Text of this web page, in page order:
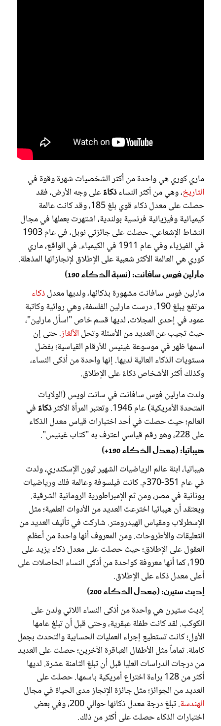
ماري كوري هي واحدة من أكثر الشخصيات شهرة وقوة في
التاريخ، وهي من أكثر النساءذكاءًعلى وجه الأرض، فقد
حصلت على معدل ذكاء قوي بلغ 185، وقد كانت عالمة
كيميائية وفيزيائية فرنسية بولندية، اشتهرت بعملها في مجال
النشاط الإشعاعي. حصلت على جائزتي نوبل، في عام 1903
في الفيزياء وفي عام 1911 في الكيمياء. في الواقع، ماري
كوري هي العالمة الأكثر شعبية على الإطلاق لإنجازاتها المذهلة.
مارلين فوس سافانت: (نسبة الذكاء 190)
مارلين فوس سافانت مشهورة بذكائها، ولديها معدلذكاء
مرتفع يبلغ 190. درست مارلين الفلسفة، وهي روائية وكاتبة
عمود في إحدى المجلات، لديها قسم خاص "اسأل مارلين"،
حيث تجيب عن العديد من الأسئلة وتحل الألغاز. حتى إن
اسمها ظهر في موسوعة غينيس للأرقام القياسية؛ بفضل
مستويات الذكاء العالية لديها. إنها واحدة من أذكى النساء،
وكذلك أكثر الأشخاص ذكاءً على الإطلاق.
ولدت مارلين فوس سافانت في سانت لويس (الولايات
المتحدة الأمريكية) عام 1946. وتعتبر المرأة الأكثر
ذكاءً في
العالم؛ حيث حصلت في أحد اختبارات قياس معدل الذكاء
على 228، وهو رقم قياسي اعترف به "كتاب غينيس".
هيباتيا: (معدل الذكاء 190+)
هيباتيا، ابنة عالم الرياضيات الشهير ثيون الإسكندري، ولدت
في عام 351-370م. كانت فيلسوفة وعالمة فلك ورياضيات
يونانية في مصر، ومن ثم الإمبراطورية الرومانية الشرقية.
ويعتقد أن هيباتيا اخترعت العديد من الأدوات العلمية؛ مثل
الإسطرلاب ومقياس الهيدرومتر. شاركت في تأليف العديد من
التعليقات والأطروحات. ومن المعروف أنها واحدة من أعظم
العقول على الإطلاق؛ حيث حصلت على معدل ذكاء يزيد على
190، كما أنها معروفة كواحدة من أذكى النساء الحاصلات على
أعلى معدل ذكاء على الإطلاق.
إديث ستيرن: (معدل الذكاء 200)
إديث ستيرن هي واحدة من أذكى النساء اللاتي ولدن على
الكوكب. لقد كانت طفلة عبقرية، وحتى قبل أن تبلغ عامها
الأول؛ كانت تستطيع إجراء العمليات الحسابية والتحدث بجمل
كاملة. تماماً مثل الأطفال العباقرة الآخرين؛ حصلت على العديد
من درجات الدراسات العليا قبل أن تبلغ الثامنة عشرة. لديها
أكثر من 128 براءة اختراع أمريكية باسمها. حصلت على
العديد من الجوائز؛ مثل جائزة الإنجاز مدى الحياة في مجال
الهندسة
. تبلغ درجة معدل ذكائها حوالي 200، وفي بعض
اختبارات الذكاء حصلت على أكثر من ذلك.